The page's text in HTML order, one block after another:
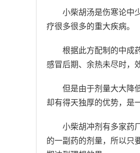
小柴胡汤是伤寒论中
疗很多很多的重大疾病。
根据此方配制的中成
感冒后期、余热未尽时，
但是由于剂量大大降
却有得天独厚的优势，是
小柴胡冲剂有多家药
的一副药的剂量，所以只